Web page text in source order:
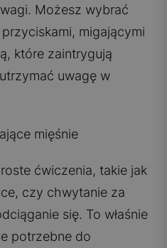
Możesz wybrać
migającymi
które zaintrygują
uwagę w
mięśnie
ćwiczenia, takie jak
czy chwytanie za
się. To właśnie
potrzebne do